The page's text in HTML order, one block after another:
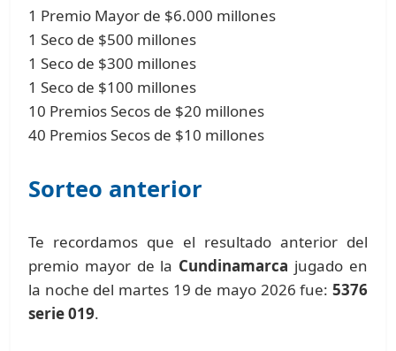
1 Premio Mayor de $6.000 millones
1 Seco de $500 millones
1 Seco de $300 millones
1 Seco de $100 millones
10 Premios Secos de $20 millones
40 Premios Secos de $10 millones
Sorteo anterior
Te recordamos que el resultado anterior del
premio mayor de la Cundinamarca jugado en
la noche del martes 19 de mayo 2026 fue: 5376
serie 019.